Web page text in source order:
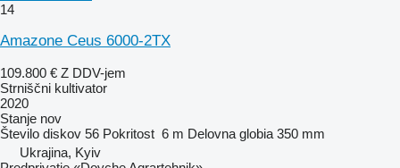
14
Amazone Ceus 6000-2TX
109.800 € Z DDV-jem
Strniščni kultivator
2020
Stanje nov
Število diskov 56 Pokritost 6 m Delovna globia 350 mm
Ukrajina, Kyiv